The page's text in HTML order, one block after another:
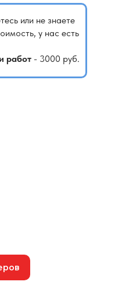
или не знаете
у нас есть
работ - 3000 руб.